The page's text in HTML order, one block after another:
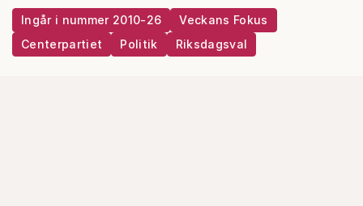
Ingår i nummer 2010-26
Veckans Fokus
Centerpartiet
Politik Riksdagsval